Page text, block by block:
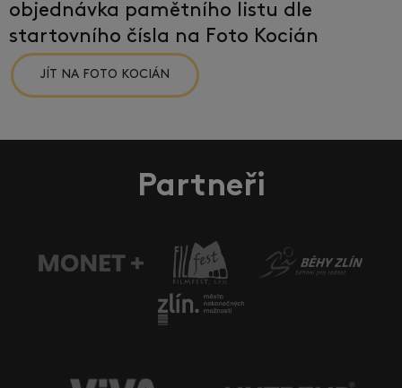
objednávka pamětního listu dle
startovního čísla na Foto Kocián
JÍT NA FOTO KOCIÁN
Partneři